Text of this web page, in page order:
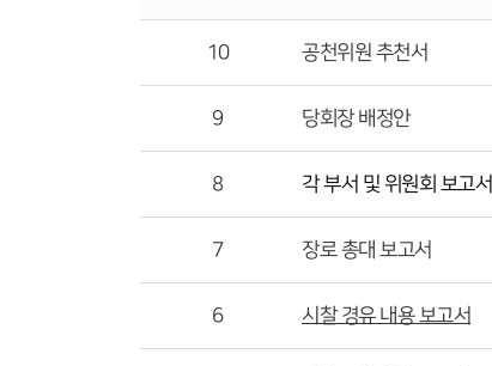
10 공천위원 추천서
9 당회장 배정안
8 각 부서 및 위원회 보고서
7 장로 총대 보고서
6 시찰 경유 내용 보고서